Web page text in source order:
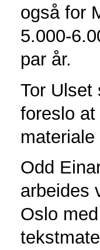
også for
5.000-
par år.
Tor Ulset
foreslo
Odd
arbeides
Oslo